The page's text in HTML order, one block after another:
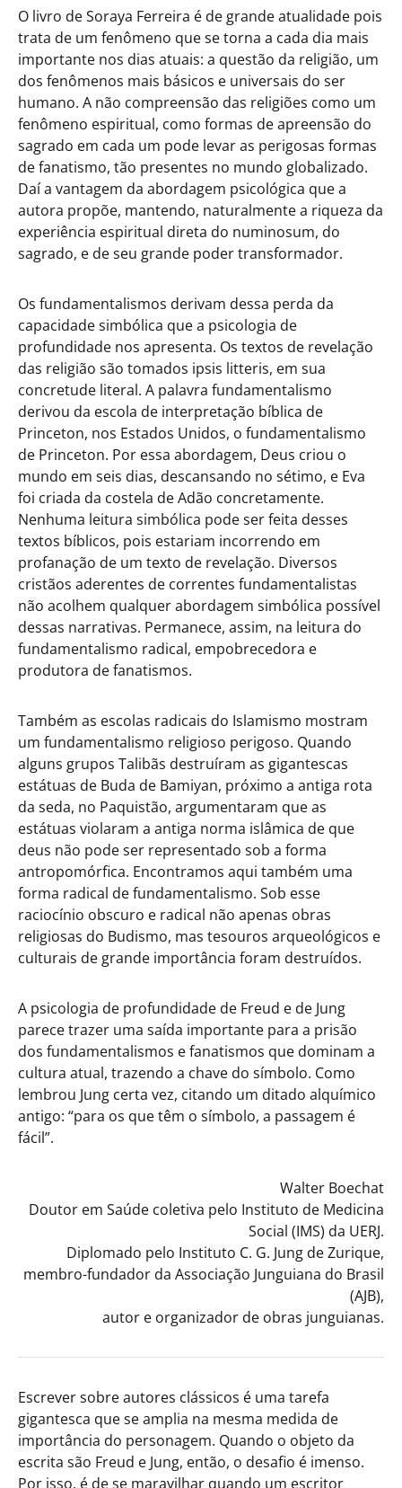
O livro de Soraya Ferreira é de grande atualidade pois
trata de um fenômeno que se torna a cada dia mais
importante nos dias atuais: a questão da religião, um
dos fenômenos mais básicos e universais do ser
humano. A não compreensão das religiões como um
fenômeno espiritual, como formas de apreensão do
sagrado em cada um pode levar as perigosas formas
de fanatismo, tão presentes no mundo globalizado.
Daí a vantagem da abordagem psicológica que a
autora propõe, mantendo, naturalmente a riqueza da
experiência espiritual direta do numinosum, do
sagrado, e de seu grande poder transformador.
Os fundamentalismos derivam dessa perda da
capacidade simbólica que a psicologia de
profundidade nos apresenta. Os textos de revelação
das religião são tomados ipsis litteris, em sua
concretude literal. A palavra fundamentalismo
derivou da escola de interpretação bíblica de
Princeton, nos Estados Unidos, o fundamentalismo
de Princeton. Por essa abordagem, Deus criou o
mundo em seis dias, descansando no sétimo, e Eva
foi criada da costela de Adão concretamente.
Nenhuma leitura simbólica pode ser feita desses
textos bíblicos, pois estariam incorrendo em
profanação de um texto de revelação. Diversos
cristãos aderentes de correntes fundamentalistas
não acolhem qualquer abordagem simbólica possível
dessas narrativas. Permanece, assim, na leitura do
fundamentalismo radical, empobrecedora e
produtora de fanatismos.
Também as escolas radicais do Islamismo mostram
um fundamentalismo religioso perigoso. Quando
alguns grupos Talibãs destruíram as gigantescas
estátuas de Buda de Bamiyan, próximo a antiga rota
da seda, no Paquistão, argumentaram que as
estátuas violaram a antiga norma islâmica de que
deus não pode ser representado sob a forma
antropomórfica. Encontramos aqui também uma
forma radical de fundamentalismo. Sob esse
raciocínio obscuro e radical não apenas obras
religiosas do Budismo, mas tesouros arqueológicos e
culturais de grande importância foram destruídos.
A psicologia de profundidade de Freud e de Jung
parece trazer uma saída importante para a prisão
dos fundamentalismos e fanatismos que dominam a
cultura atual, trazendo a chave do símbolo. Como
lembrou Jung certa vez, citando um ditado alquímico
antigo: “para os que têm o símbolo, a passagem é
fácil”.
Walter Boechat
Doutor em Saúde coletiva pelo Instituto de Medicina
Social (IMS) da UERJ.
Diplomado pelo Instituto C. G. Jung de Zurique,
membro-fundador da Associação Junguiana do Brasil
(AJB),
autor e organizador de obras junguianas.
Escrever sobre autores clássicos é uma tarefa
gigantesca que se amplia na mesma medida de
importância do personagem. Quando o objeto da
escrita são Freud e Jung, então, o desafio é imenso.
Por isso, é de se maravilhar quando um escritor